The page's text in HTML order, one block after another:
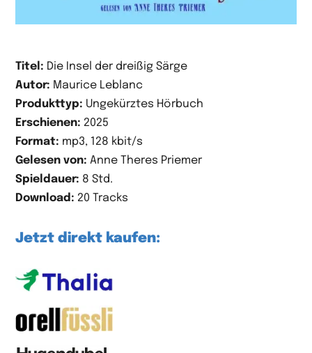
Titel: Die Insel der dreißig Särge
Autor: Maurice Leblanc
Produkttyp: Ungekürztes Hörbuch
Erschienen: 2025
Format: mp3, 128 kbit/s
Gelesen von: Anne Theres Priemer
Spieldauer: 8 Std.
Download: 20 Tracks
Jetzt direkt kaufen: